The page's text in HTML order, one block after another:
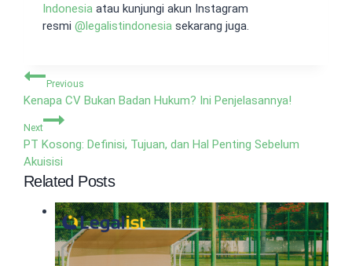
Indonesia atau kunjungi akun Instagram
resmi @legalistindonesia sekarang juga.
Navigasi
pos
Previous
Kenapa CV Bukan Badan Hukum? Ini Penjelasannya!
Next
PT Kosong: Definisi, Tujuan, dan Hal Penting Sebelum
Akuisisi
Related Posts